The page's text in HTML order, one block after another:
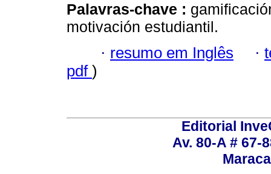
Palavras-chave :
motivación estudiantil.
· resumo em Inglês ·
pdf )
Editorial
Av. 80-A # 67-